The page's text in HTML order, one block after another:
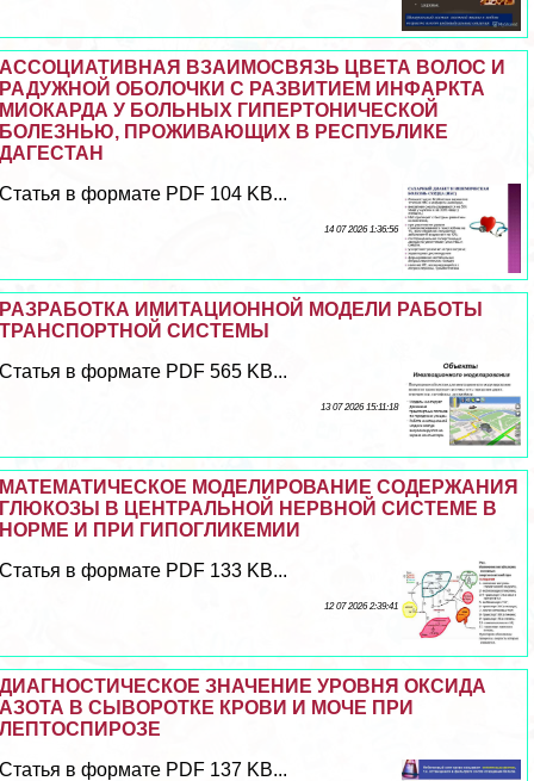
АССОЦИАТИВНАЯ ВЗАИМОСВЯЗЬ ЦВЕТА ВОЛОС И
РАДУЖНОЙ ОБОЛОЧКИ С РАЗВИТИЕМ ИНФАРКТА
МИОКАРДА У БОЛЬНЫХ ГИПЕРТОНИЧЕСКОЙ
БОЛЕЗНЬЮ, ПРОЖИВАЮЩИХ В РЕСПУБЛИКЕ
ДАГЕСТАН
Статья в формате PDF 104 KB...
14 07 2026 1:36:56
РАЗРАБОТКА ИМИТАЦИОННОЙ МОДЕЛИ РАБОТЫ
ТРАНСПОРТНОЙ СИСТЕМЫ
Статья в формате PDF 565 KB...
13 07 2026 15:11:18
МАТЕМАТИЧЕСКОЕ МОДЕЛИРОВАНИЕ СОДЕРЖАНИЯ
ГЛЮКОЗЫ В ЦЕНТРАЛЬНОЙ НЕРВНОЙ СИСТЕМЕ В
НОРМЕ И ПРИ ГИПОГЛИКЕМИИ
Статья в формате PDF 133 KB...
12 07 2026 2:39:41
ДИАГНОСТИЧЕСКОЕ ЗНАЧЕНИЕ УРОВНЯ ОКСИДА
АЗОТА В СЫВОРОТКЕ КРОВИ И МОЧЕ ПРИ
ЛЕПТОСПИРОЗЕ
Статья в формате PDF 137 KB...